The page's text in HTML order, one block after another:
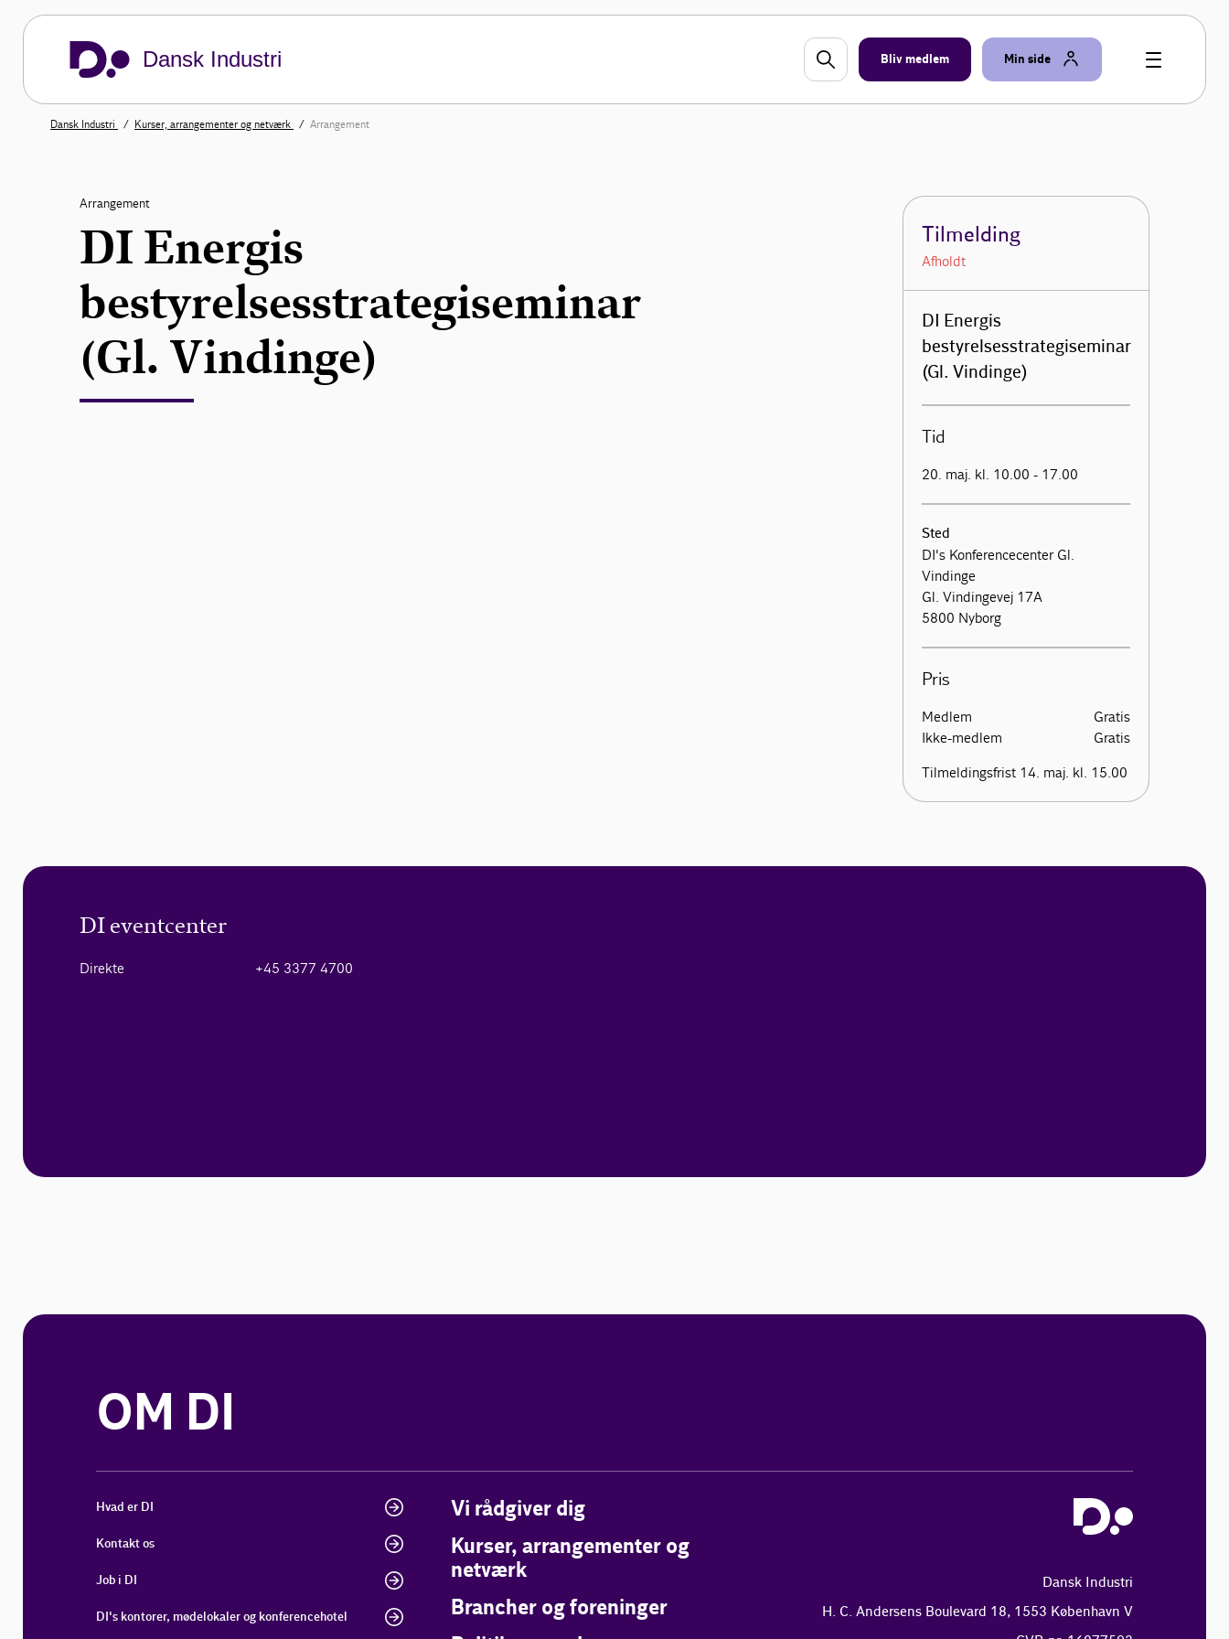
Dansk Industri Bliv medlem Min side
Dansk Industri Kurser, arrangementer og netværk Arrangement
Arrangement
DI Energis
bestyrelsesstrategiseminar
(Gl. Vindinge)
Tilmelding
Afholdt
DI Energis
bestyrelsesstrategiseminar
(Gl. Vindinge)
Tid
20. maj. kl. 10.00 - 17.00
Sted
DI's Konferencecenter Gl.
Vindinge
Gl. Vindingevej 17A
5800 Nyborg
Pris
Medlem
Gratis
Ikke-medlem
Gratis
Tilmeldingsfrist 14. maj. kl. 15.00
DI eventcenter
Direkte +45 3377 4700
OM DI
Hvad er DI
Kontakt os
Job i DI
DI's kontorer, mødelokaler og konferencehotel
Vi rådgiver dig
Kurser, arrangementer og
netværk
Brancher og foreninger
Dansk Industri
H. C. Andersens Boulevard 18, 1553 København V